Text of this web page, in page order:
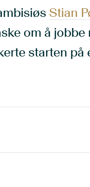
Stian
om å jobbe
starten